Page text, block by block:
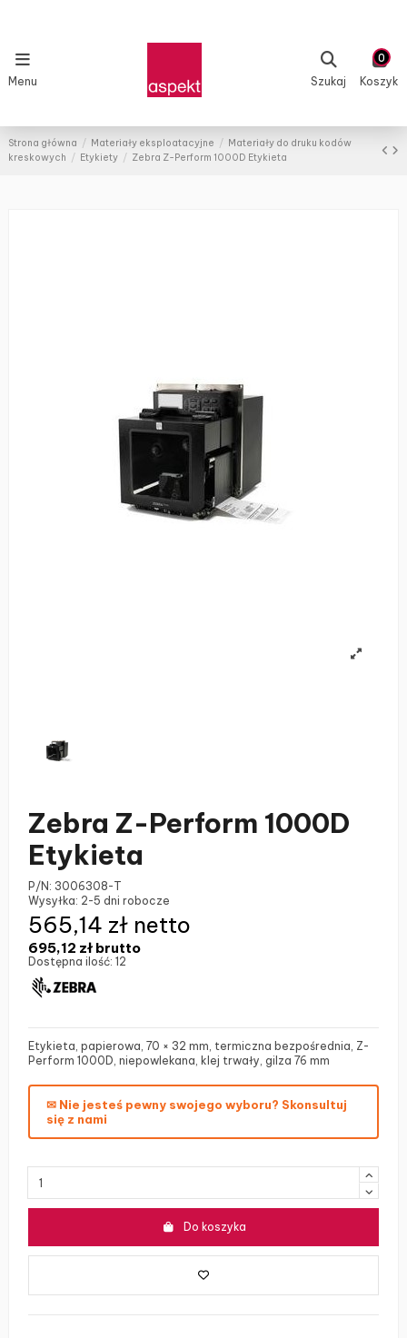
Menu Szukaj
0
Koszyk
Strona główna Materiały eksploatacyjne
Materiały do druku kodów
kreskowych
Etykiety Zebra Z-Perform 1000D Etykieta
Zebra Z-Perform 1000D
Etykieta
P/N: 3006308-T
Wysyłka: 2-5 dni robocze
695,12 zł brutto
565,14 zł netto
Dostępna ilość: 12
Etykieta, papierowa, 70 × 32 mm, termiczna bezpośrednia, Z-
Perform 1000D, niepowlekana, klej trwały, gilza 76 mm
✉ Nie jesteś pewny swojego wyboru? Skonsultuj
się z nami
Do koszyka